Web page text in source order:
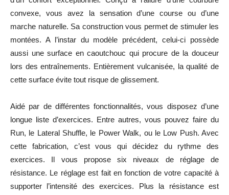
convexe, vous avez la sensation d’une course ou d’une
marche naturelle. Sa construction vous permet de stimuler les
montées. A l’instar du modèle précédent, celui-ci possède
aussi une surface en caoutchouc qui procure de la douceur
lors des entraînements. Entièrement vulcanisée, la qualité de
cette surface évite tout risque de glissement.
Aidé par de différentes fonctionnalités, vous disposez d’une
longue liste d’exercices. Entre autres, vous pouvez faire du
Run, le Lateral Shuffle, le Power Walk, ou le Low Push. Avec
cette fabrication, c’est vous qui décidez du rythme des
exercices. Il vous propose six niveaux de réglage de
résistance. Le réglage est fait en fonction de votre capacité à
supporter l’intensité des exercices. Plus la résistance est